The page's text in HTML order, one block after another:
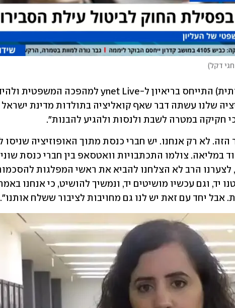
דקל)
חקיקה במטרה לשבת ולנסות ולהגיע להבנות".
אבל יחד עם זאת יש לנו גם מחויבות לציבור ששלח אותנו".